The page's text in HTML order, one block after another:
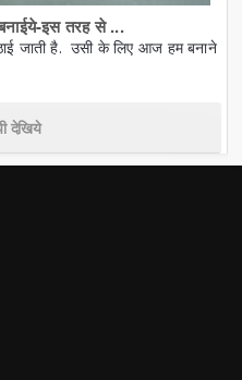
इस तरह से ...
जाती है. उसी के लिए आज हम बनाने
देखिये